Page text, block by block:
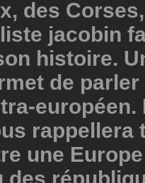
des
jacobin
histoire.
de parler
européen.
rappellera
une